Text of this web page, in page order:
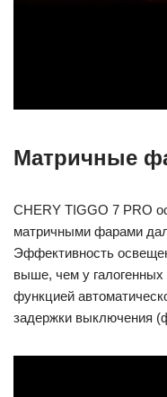
Матричные
CHERY TIGGO 7 PRO
матричными фарами
Эффективность
выше, чем у
функцией
задержки выключения